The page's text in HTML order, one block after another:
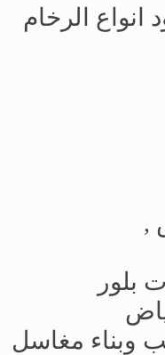
الرخام
,
بلور
وبناء مغاسل